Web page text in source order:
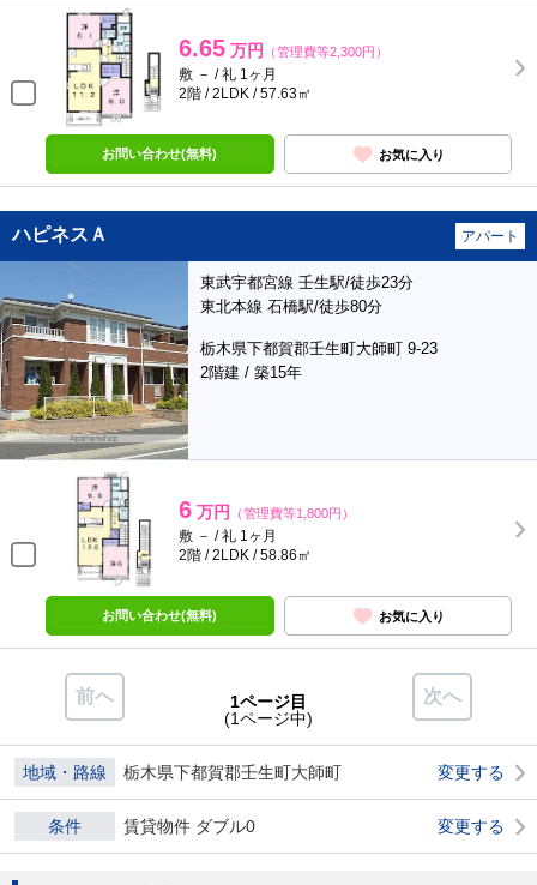
6.65 万円 （管理費等2,300円）
敷 － / 礼 1ヶ月
2階 / 2LDK / 57.63㎡
お問い合わせ(無料) お気に入り
ハピネスＡ アパート
東武宇都宮線 壬生駅/徒歩23分
東北本線 石橋駅/徒歩80分
栃木県下都賀郡壬生町大師町 9-23
2階建 / 築15年
6 万円 （管理費等1,800円）
敷 － / 礼 1ヶ月
2階 / 2LDK / 58.86㎡
お問い合わせ(無料) お気に入り
前へ 次へ
1ページ目
(1ページ中)
地域・路線 栃木県下都賀郡壬生町大師町 変更する
条件 賃貸物件 ダブル0 変更する